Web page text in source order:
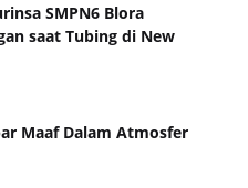
SMPN6 Blora
saat Tubing di New
Maaf Dalam Atmosfer